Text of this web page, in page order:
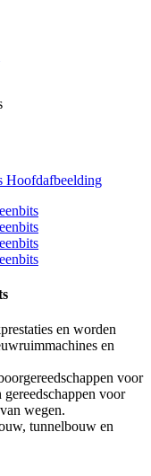
en worden
en
voor
voor
wegen.
tunnelbouw en